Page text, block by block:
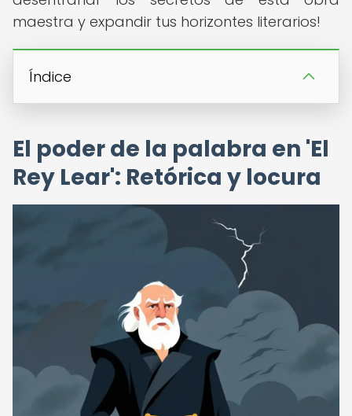
maestra y expandir tus horizontes literarios!
Índice
El poder de la palabra en 'El
Rey Lear': Retórica y locura